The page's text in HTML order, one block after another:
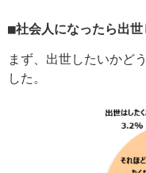
■社会人になったら出
まず、出世したいかど
した。